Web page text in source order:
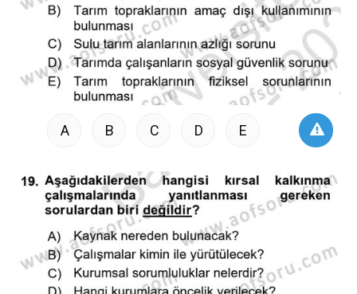
A B C D E